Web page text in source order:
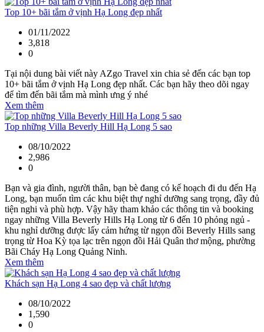
Top 10+ bãi tắm ở vịnh Hạ Long đẹp nhất
01/11/2022
3,818
0
Tại nội dung bài viết này AZgo Travel xin chia sẻ đến các bạn top
10+ bãi tắm ở vịnh Hạ Long đẹp nhất. Các bạn hãy theo dõi ngay
để tìm đến bãi tắm mà mình ưng ý nhé
Xem thêm
Top những Villa Beverly Hill Hạ Long 5 sao
08/10/2022
2,986
0
Bạn và gia đình, người thân, bạn bè đang có kế hoạch đi du đến Hạ
Long, bạn muốn tìm các khu biệt thự nghỉ dưỡng sang trọng, đầy đủ
tiện nghi và phù hợp. Vậy hãy tham khảo các thông tin và booking
ngay những Villa Beverly Hills Hạ Long từ 6 đến 10 phỏng ngủ -
khu nghỉ dưỡng được lấy cảm hứng từ ngọn đồi Beverly Hills sang
trọng từ Hoa Kỳ tọa lạc trên ngọn đồi Hải Quân thơ mộng, phường
Bãi Cháy Hạ Long Quảng Ninh.
Xem thêm
Khách sạn Hạ Long 4 sao đẹp và chất lượng
08/10/2022
1,590
0